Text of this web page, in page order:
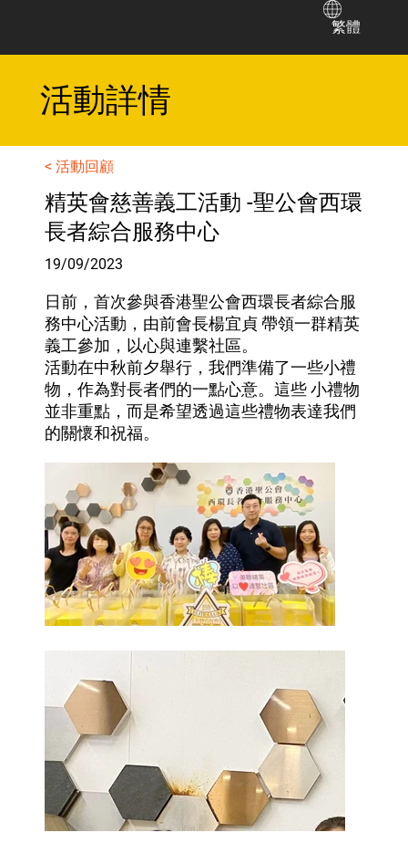
繁體
​活動詳情
日前，首次參與香港聖公會西環長者綜合服
務中心活動，由前會長楊宜貞 帶領一群精英
義工參加，以心與連繫社區。
活動在中秋前夕舉行，我們準備了一些小禮
物，作為對長者們的一點心意。這些 小禮物
並非重點，而是希望透過這些禮物表達我們
的關懷和祝福。
19/09/2023
精英會慈善義工活動 -聖公會西環
長者綜合服務中心
< 活動回顧